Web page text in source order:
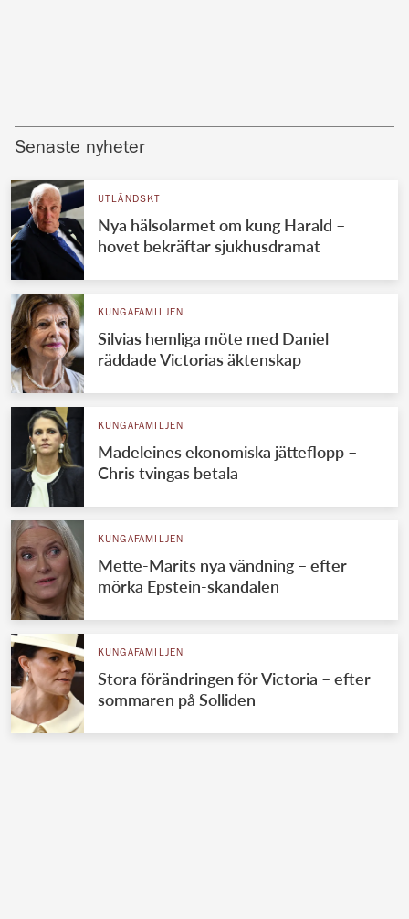
Senaste nyheter
UTLÄNDSKT
Nya hälsolarmet om kung Harald –
hovet bekräftar sjukhusdramat
KUNGAFAMILJEN
Silvias hemliga möte med Daniel
räddade Victorias äktenskap
KUNGAFAMILJEN
Madeleines ekonomiska jätteflopp –
Chris tvingas betala
KUNGAFAMILJEN
Mette-Marits nya vändning – efter
mörka Epstein-skandalen
KUNGAFAMILJEN
Stora förändringen för Victoria – efter
sommaren på Solliden